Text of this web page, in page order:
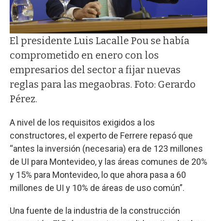
El presidente Luis Lacalle Pou se había
comprometido en enero con los
empresarios del sector a fijar nuevas
reglas para las megaobras. Foto: Gerardo
Pérez.
A nivel de los requisitos exigidos a los
constructores, el experto de Ferrere repasó que
“antes la inversión (necesaria) era de 123 millones
de UI para Montevideo, y las áreas comunes de 20%
y 15% para Montevideo, lo que ahora pasa a 60
millones de UI y 10% de áreas de uso común”.
Una fuente de la industria de la construcción